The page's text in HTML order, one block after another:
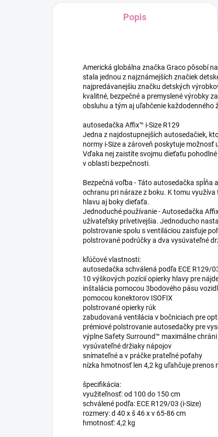
Popis
Americká globálna značka Graco pôsobí
stala jednou z najznámejších značiek
najpredávanejšiu značku detských
kvalitné, bezpečné a premyslené výrobky
obsluhu a tým aj uľahčenie každodenného
autosedačka Affix™ i-Size R129
Jedna z najdostupnejších autosedačiek,
normy i-Size a zároveň poskytuje
Vďaka nej zaistíte svojmu dieťaťu
v oblasti bezpečnosti.
Bezpečná voľba - Táto autosedačka spĺňa
ochranu pri náraze z boku. K tomu
hlavu aj boky dieťaťa.
Jednoduché používanie - Autosedačka
užívateľsky prívetivejšia. Jednoducho
polstrovanie spolu s ventiláciou zaisťuje
polstrované podrúčky a dva vysúvateľné
kľúčové vlastnosti:
autosedačka schválená podľa ECE R129/
10 výškových pozícií opierky hlavy pre
inštalácia pomocou 3bodového pásu
pomocou konektorov ISOFIX
polstrované opierky rúk
zabudovaná ventilácia v bočniciach pre
prémiové polstrovanie autosedačky pre
výplne Safety Surround™ maximálne
vysúvateľné držiaky nápojov
snímateľné a v práčke prateľné poťahy
nízka hmotnosť len 4,2 kg uľahčuje prenos
špecifikácia:
využiteľnosť: od 100 do 150 cm
schválené podľa: ECE R129/03 (i-Size)
rozmery: d 40 x š 46 x v 65-86 cm
hmotnosť: 4,2 kg